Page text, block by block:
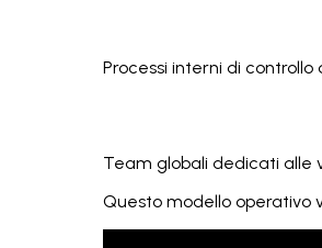
Processi interni di
Team globali dedicati alle
Questo modello operativo